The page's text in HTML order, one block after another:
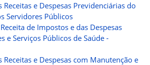
e Despesas Previdenciárias do
Servidores Públicos
de Impostos e das Despesas
e Serviços Públicos de Saúde -
e Despesas com Manutenção e